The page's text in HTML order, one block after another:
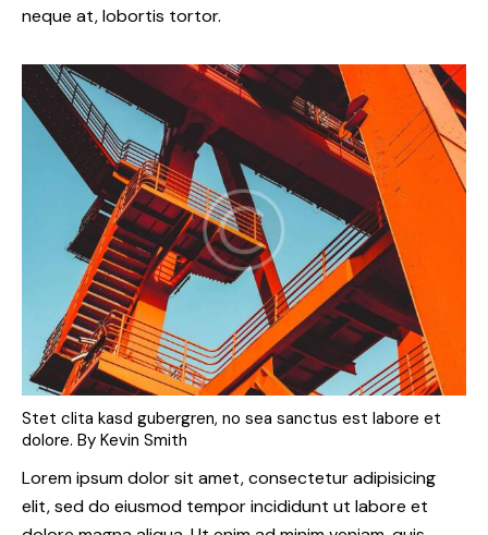
neque at, lobortis tortor.
Stet clita kasd gubergren, no sea sanctus est labore et
dolore. By Kevin Smith
Lorem ipsum dolor sit amet, consectetur adipisicing
elit, sed do eiusmod tempor incididunt ut labore et